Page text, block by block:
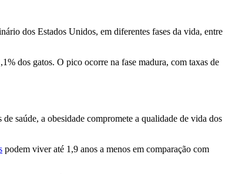
dos Estados Unidos, em diferentes fases da vida, entre
dos gatos. O pico ocorre na fase madura, com taxas de
saúde, a obesidade compromete a qualidade de vida dos
podem viver até 1,9 anos a menos em comparação com